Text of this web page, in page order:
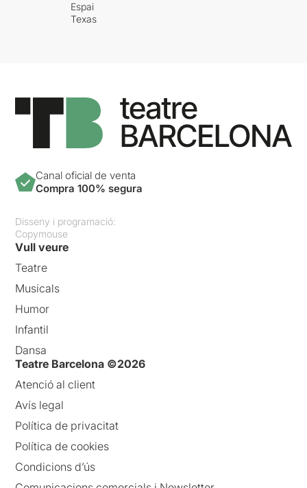
Espai
Texas
Canal oficial de venta
Compra 100% segura
Disseny i programació:
Copymouse
Vull veure
Teatre
Musicals
Humor
Infantil
Dansa
Teatre Barcelona ©2026
Atenció al client
Avís legal
Política de privacitat
Política de cookies
Condicions d’ús